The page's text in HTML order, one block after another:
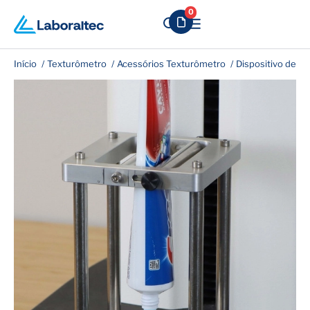
0
Início Texturômetro Acessórios Texturômetro Dispositivo de